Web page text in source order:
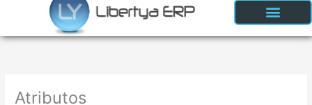
i
n
e
Atributos